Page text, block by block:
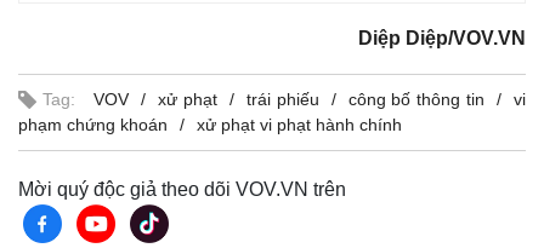
Diệp Diệp/VOV.VN
Tag: VOV xử phạt trái phiếu công bố thông tin
vi
phạm chứng khoán
xử phạt vi phạt hành chính
Mời quý độc giả theo dõi VOV.VN trên